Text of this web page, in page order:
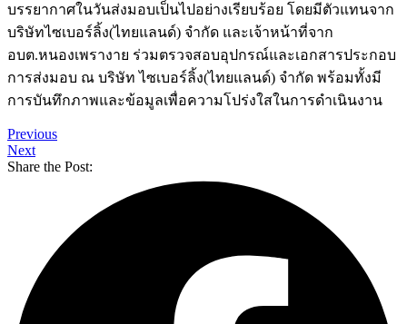
บรรยากาศในวันส่งมอบเป็นไปอย่างเรียบร้อย โดยมีตัวแทนจาก
บริษัทไซเบอร์ลิ้ง(ไทยแลนด์) จำกัด และเจ้าหน้าที่จาก
อบต.หนองเพรางาย ร่วมตรวจสอบอุปกรณ์และเอกสารประกอบ
การส่งมอบ ณ บริษัท ไซเบอร์ลิ้ง(ไทยแลนด์) จำกัด พร้อมทั้งมี
การบันทึกภาพและข้อมูลเพื่อความโปร่งใสในการดำเนินงาน
Previous
Next
Share the Post: